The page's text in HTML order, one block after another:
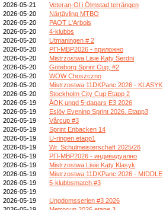
2026-05-21
Veteran-Ol i Ölmstad terrängen
2026-05-20
Närtävling MTBO
2026-05-20
PAOT L'Arbois
2026-05-20
4-klubbs
2026-05-20
Utmaningen # 2
2026-05-20
РП-МВР2026 - приложно
2026-05-20
Mistrzostwa Lisie Kąty Śerdni
2026-05-20
Göteborg Sprint Cup, #2
2026-05-20
WOW Choszczno
2026-05-20
Mistrzostwa 11DKPanc 2026 - KLASYK
2026-05-20
Stockholm City Cup Etapp 2
2026-05-19
ÅOK ungd 5-dagars E3 2026
2026-05-19
Eslöv Evening Sprint 2026. Etapp3
2026-05-19
Vårcup #3
2026-05-19
Sprint Enbacken 14
2026-05-19
U-ringen etapp1
2026-05-19
Wr. Schulmeisterschaft 2025/26
2026-05-19
РП-МВР2026 - индивидуално
2026-05-19
Mistrzostwa Lisie Kąty Klasyk
2026-05-19
Mistrzostwa 11DKPanc 2026 - MIDDLE
2026-05-19
5-klubbsmatch #3
2026-05-19
2026-05-19
Ungdomsserien #3 2026